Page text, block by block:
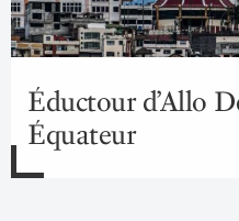
Éductour d’Allo
Équateur